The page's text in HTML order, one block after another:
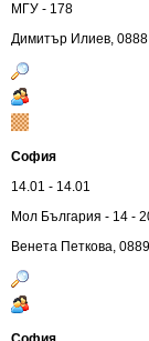
МГУ - 178
Димитър Илиев,
София
14.01 - 14.01
Мол България - 14 -
Венета Петковa,